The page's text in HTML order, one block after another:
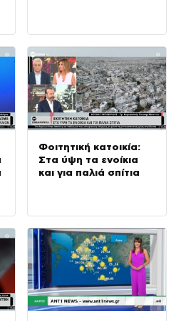
Φοιτητική κατοικία:
Στα ύψη τα ενοίκια
και για παλιά σπίτια